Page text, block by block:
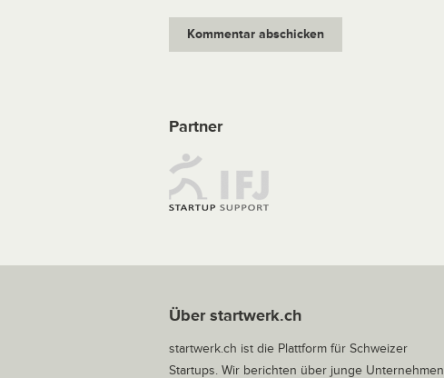
Partner
Über startwerk.ch
startwerk.ch ist die Plattform für Schweizer
Startups. Wir berichten über junge Unternehmen